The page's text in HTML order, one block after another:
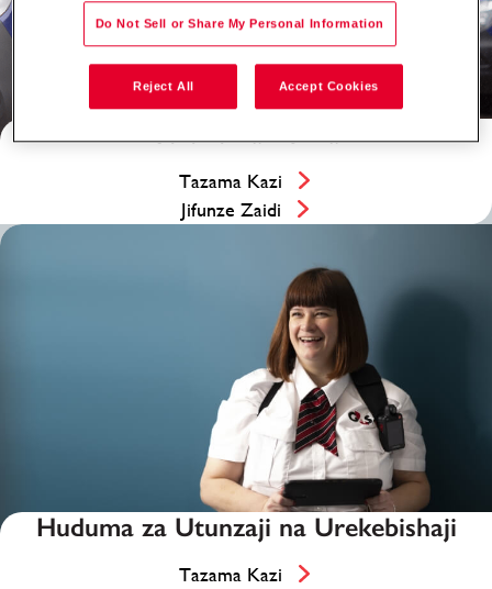
Suluhu za Fedha
Tazama Kazi
Jifunze Zaidi
Huduma za Utunzaji na Urekebishaji
Tazama Kazi
Do Not Sell or Share My Personal Information
Reject All Accept Cookies